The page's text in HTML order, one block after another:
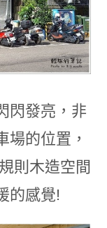
閃發亮，非
場的位置，
則木造空間
的感覺!